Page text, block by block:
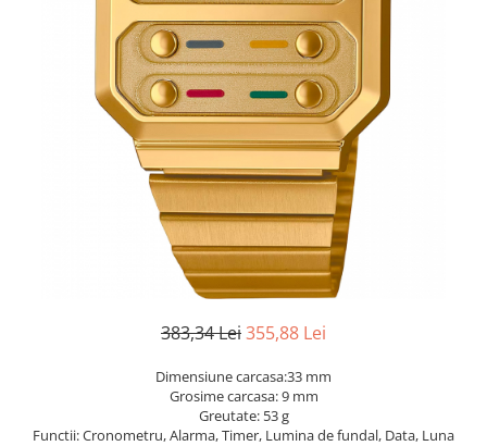
383,34 Lei355,88 Lei
Dimensiune carcasa:33 mm
Grosime carcasa: 9 mm
Greutate: 53 g
Functii: Cronometru, Alarma, Timer, Lumina de fundal, Data, Luna